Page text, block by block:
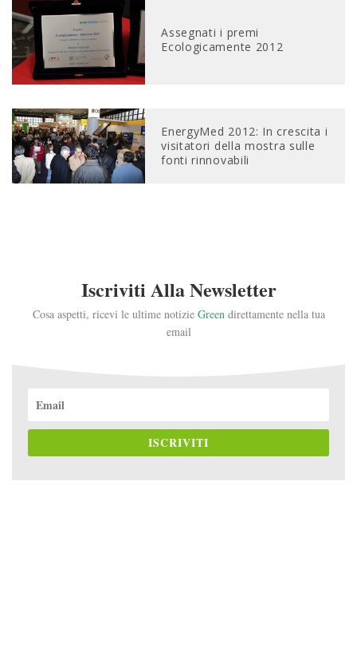
Assegnati i premi
Ecologicamente 2012
EnergyMed 2012: In crescita i
visitatori della mostra sulle
fonti rinnovabili
Iscriviti Alla Newsletter
Cosa aspetti, ricevi le ultime notizie Green direttamente nella tua
email
ISCRIVITI